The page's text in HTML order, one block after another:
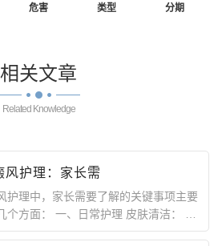
危害 类型 分期
相关文章
Related Knowledge
风护理：家长需
护理中，家长需要了解的关键事项主要
个方面： 一、日常护理 皮肤清洁： 每
澡，